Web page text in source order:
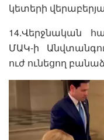
կետերի
14.Վերջնական
ՄԱԿ-ի
ուժ ունեցող